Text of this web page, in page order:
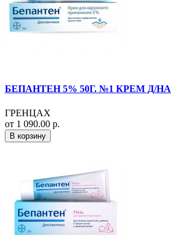
БЕПАНТЕН 5% 50Г. №1 КРЕМ Д/
ГРЕНЦАХ
от 1 090.00 р.
В корзину